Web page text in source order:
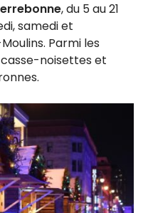
, du 5 au 21
samedi et
Parmi les
noisettes et